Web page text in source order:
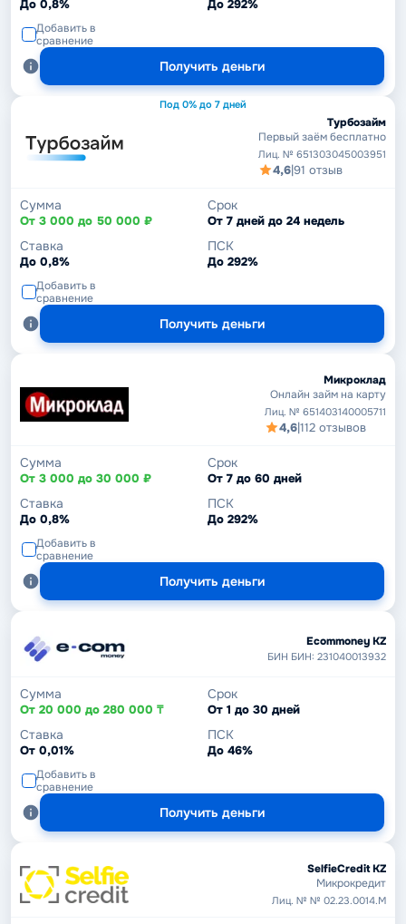
До 0,8% До 292%
Добавить в
сравнение
Получить деньги
Под 0% до 7 дней
Турбозайм
Первый заём бесплатно
Лиц. № 651303045003951
4,6|91 отзыв
Сумма
От 3 000 до 50 000 ₽
Срок
От 7 дней до 24 недель
Ставка
До 0,8%
ПСК
До 292%
Добавить в
сравнение
Получить деньги
Микроклад
Онлайн займ на карту
Лиц. № 651403140005711
4,6|112 отзывов
Сумма
От 3 000 до 30 000 ₽
Срок
От 7 до 60 дней
Ставка
До 0,8%
ПСК
До 292%
Добавить в
сравнение
Получить деньги
Ecommoney KZ
БИН БИН: 231040013932
Сумма
От 20 000 до 280 000 ₸
Срок
От 1 до 30 дней
Ставка
От 0,01%
ПСК
До 46%
Добавить в
сравнение
Получить деньги
SelfieCredit KZ
Микрокредит
Лиц. № № 02.23.0014.М